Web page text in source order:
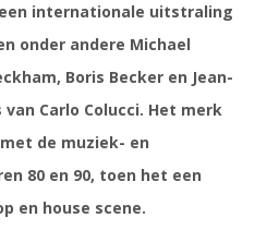
internationale uitstraling
onder andere Michael
Boris Becker en Jean-
Carlo Colucci. Het merk
de muziek- en
80 en 90, toen het een
en house scene.